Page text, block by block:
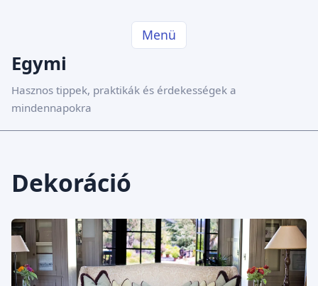
Menü
Egymi
Hasznos tippek, praktikák és érdekességek a
mindennapokra
Dekoráció